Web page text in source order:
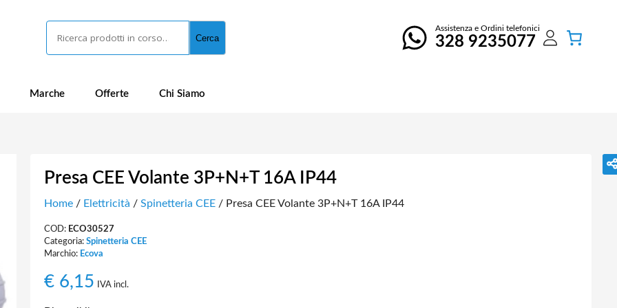
Cerca
Assistenza e Ordini telefonici
328 9235077
Marche Offerte Chi Siamo
Presa CEE Volante 3P+N+T 16A IP44
Home/ Elettricità / Spinetteria CEE/ Presa CEE Volante 3P+N+T 16A IP44
COD: ECO30527
Categoria: Spinetteria CEE
Marchio: Ecova
€6,15 IVA incl.